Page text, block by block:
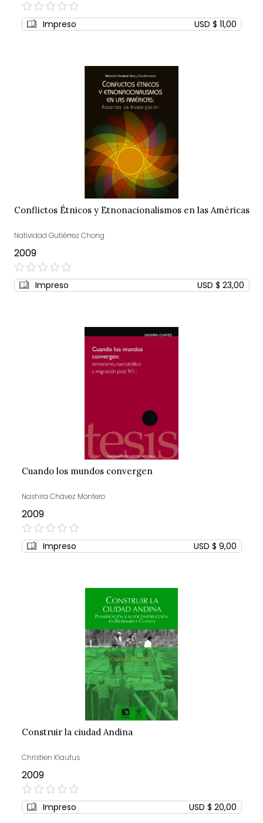
0%
Impreso USD $ 11,00
Conflictos Étnicos y Etnonacionalismos en las Américas
Natividad Gutiérrez Chong
2009
0%
Impreso USD $ 23,00
Cuando los mundos convergen
Nashira Chávez Montero
2009
0%
Impreso USD $ 9,00
Construir la ciudad Andina
Christien Klaufus
2009
0%
Impreso USD $ 20,00